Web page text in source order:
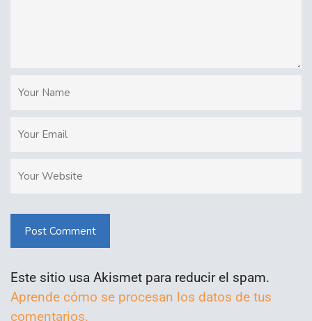
Post Comment
Este sitio usa Akismet para reducir el spam.
Aprende cómo se procesan los datos de tus
comentarios.